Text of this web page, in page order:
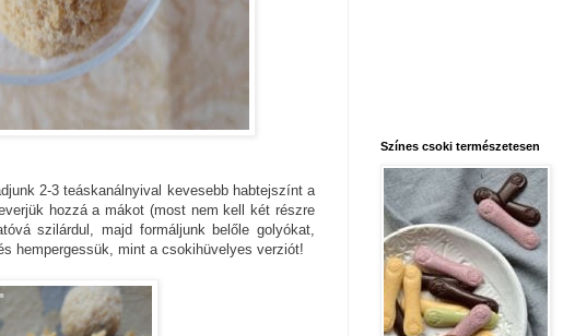
2-3 teáskanálnyival kevesebb habtejszínt a
hozzá a mákot (most nem kell két részre
szilárdul, majd formáljunk belőle golyókat,
hempergessük, mint a csokihüvelyes verziót!
Színes csoki természetesen